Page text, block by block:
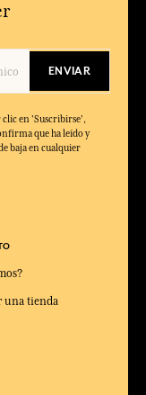
ENVIAR
en 'Suscribirse',
que ha leído y
baja en cualquier
una tienda